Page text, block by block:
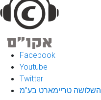
Facebook
Youtube
Twitter
השלושה טריימארט בע"מ